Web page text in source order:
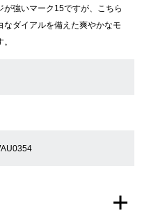
が強いマーク15ですが、こちら
なダイアルを備えた爽やかなモ